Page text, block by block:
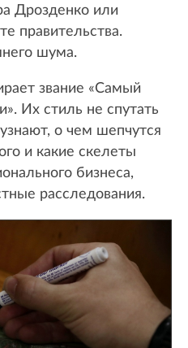
Дрозденко или
правительства.
шума.
звание «Самый
Их стиль не спутать
о чем шепчутся
и какие скелеты
бизнеса,
расследования.